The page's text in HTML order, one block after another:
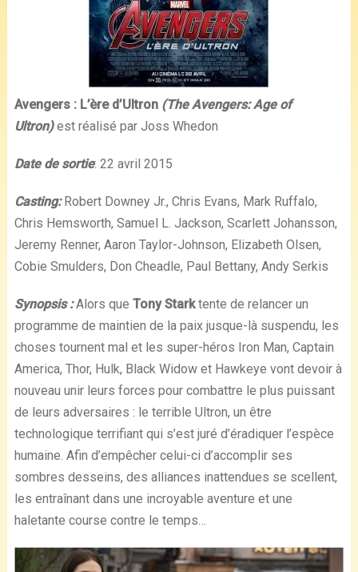
Avengers : L’ère d’Ultron (The Avengers: Age of
Ultron)est réalisé par Joss Whedon
Date de sortie: 22 avril 2015
Casting:Robert Downey Jr., Chris Evans, Mark Ruffalo,
Chris Hemsworth, Samuel L. Jackson, Scarlett Johansson,
Jeremy Renner, Aaron Taylor-Johnson, Elizabeth Olsen,
Cobie Smulders, Don Cheadle, Paul Bettany, Andy Serkis
Synopsis :Alors que Tony Starktente de relancer un
programme de maintien de la paix jusque-là suspendu, les
choses tournent mal et les super-héros Iron Man, Captain
America, Thor, Hulk, Black Widow et Hawkeye vont devoir à
nouveau unir leurs forces pour combattre le plus puissant
de leurs adversaires : le terrible Ultron, un être
technologique terrifiant qui s’est juré d’éradiquer l’espèce
humaine. Afin d’empêcher celui-ci d’accomplir ses
sombres desseins, des alliances inattendues se scellent,
les entraînant dans une incroyable aventure et une
haletante course contre le temps…